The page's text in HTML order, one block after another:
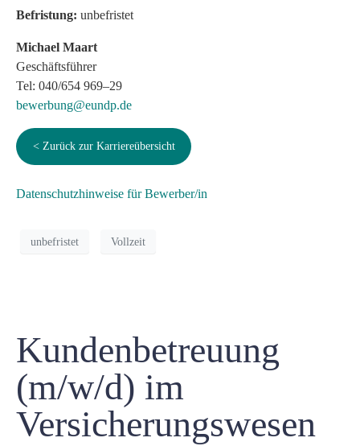
Befristung: unbefristet
Michael Maart
Geschäftsführer
Tel: 040/654 969–29
bewerbung@eundp.de
< Zurück zur Karriereübersicht
Datenschutzhinweise für Bewerber/in
unbefristet Vollzeit
Kundenbetreuung
(m/w/d) im
Versicherungswesen